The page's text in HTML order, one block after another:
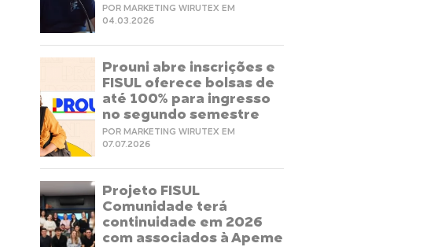
POR MARKETING WIRUTEX EM
04.03.2026
Prouni abre inscrições e
FISUL oferece bolsas de
até 100% para ingresso
no segundo semestre
POR MARKETING WIRUTEX EM
07.07.2026
Projeto FISUL
Comunidade terá
continuidade em 2026
com associados à Apeme